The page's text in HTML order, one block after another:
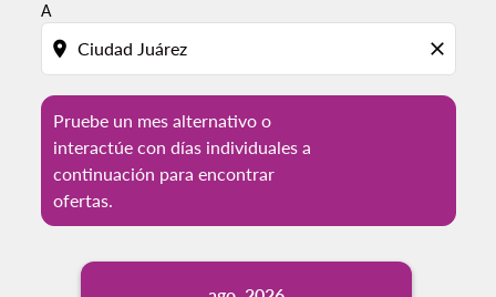
A
location_on close
Pruebe un mes alternativo o
interactúe con días individuales a
continuación para encontrar
ofertas.